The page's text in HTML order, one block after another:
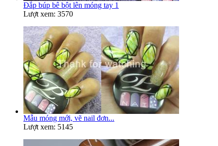
Đắp búp bê bột lên móng tay 1
Lượt xem: 3570
Mẫu móng mới, vẽ nail đơn...
Lượt xem: 5145